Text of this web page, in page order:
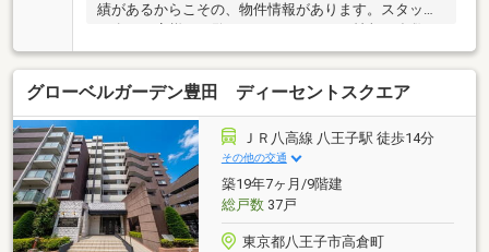
績があるからこその、物件情報があります。スタッフ
用意しております。ご案内・詳細な資料のご請求はお
気軽にどうぞ！インターネット、チラシなどに掲載で
きない物件も多数ございます！■朝日土地建物 橋本店
は新築一戸建てやマンションなど不動産の購入・売却
をサポートする橋本駅徒歩2分の不動産会社です。■未
公開物件情報も多数ございます！不動産に関する事は
なんでもお気軽にご連絡ください。■キッズスペース
もご用意しております。ＤＶＤ、おもちゃ、絵本など
キッズスペースも充実させております。
グローベルガーデン豊田 ディーセントスクエア
ＪＲ八高線 八王子駅 徒歩14分
その他の交通
築19年7ヶ月/9階建
総戸数37戸
東京都八王子市高倉町